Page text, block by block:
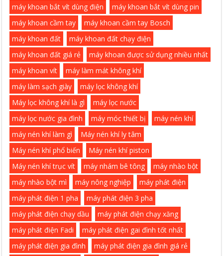
máy khoan bắt vít dùng điện
máy khoan bắt vít dùng pin
máy khoan cầm tay
máy khoan cầm tay Bosch
máy khoan đất
máy khoan đất chạy điện
máy khoan đất giá rẻ
máy khoan được sử dụng nhiều nhất
máy khoan vít
máy làm mát không khí
máy làm sạch giày
máy lọc không khí
Máy lọc không khí là gì
máy lọc nước
máy lọc nước gia đình
máy móc thiết bị
máy nén khí
máy nén khí làm gì
Máy nén khí ly tâm
Máy nén khí phổ biến
Máy nén khí piston
Máy nén khí trục vít
máy nhám bê tông
máy nhào bột
máy nhào bột mì
máy nông nghiệp
máy phát điện
máy phát điện 1 pha
máy phát điện 3 pha
máy phát điện chạy dầu
máy phát điện chạy xăng
máy phát điện Fadi
máy phát điện gai đình tốt nhất
máy phát điện gia đình
máy phát điện gia đình giá rẻ